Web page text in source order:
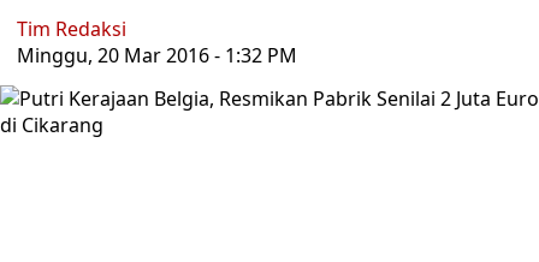
Tim Redaksi
Minggu, 20 Mar 2016 - 1:32 PM